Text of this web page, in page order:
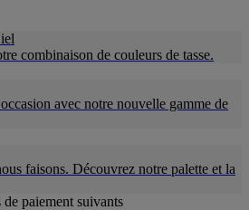
combinaison de couleurs de tasse.
avec notre nouvelle gamme de
faisons. Découvrez notre palette et la
paiement suivants